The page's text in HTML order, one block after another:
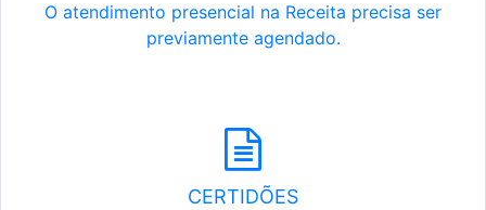
O atendimento presencial na Receita precisa ser
previamente agendado.
CERTIDÕES